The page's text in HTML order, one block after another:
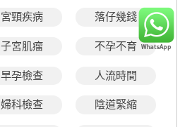
宮頸疾病 落仔幾錢
子宮肌瘤 不孕不育
早孕檢查 人流時間
婦科檢查 陰道緊縮